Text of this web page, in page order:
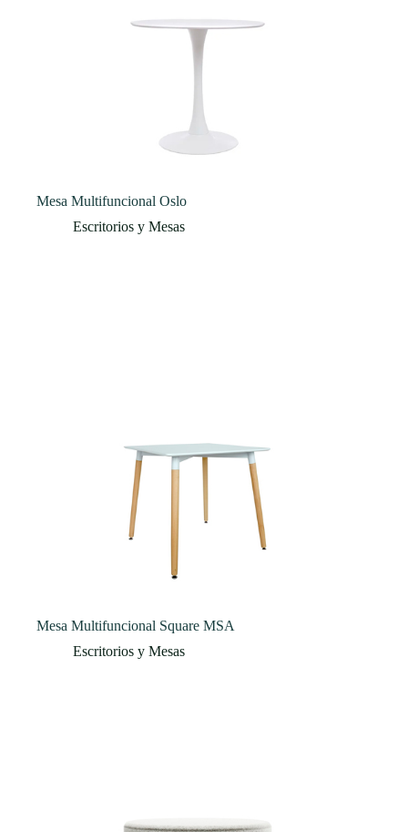
Mesa Multifuncional Oslo
Escritorios y Mesas
Mesa Multifuncional Square MSA
Escritorios y Mesas